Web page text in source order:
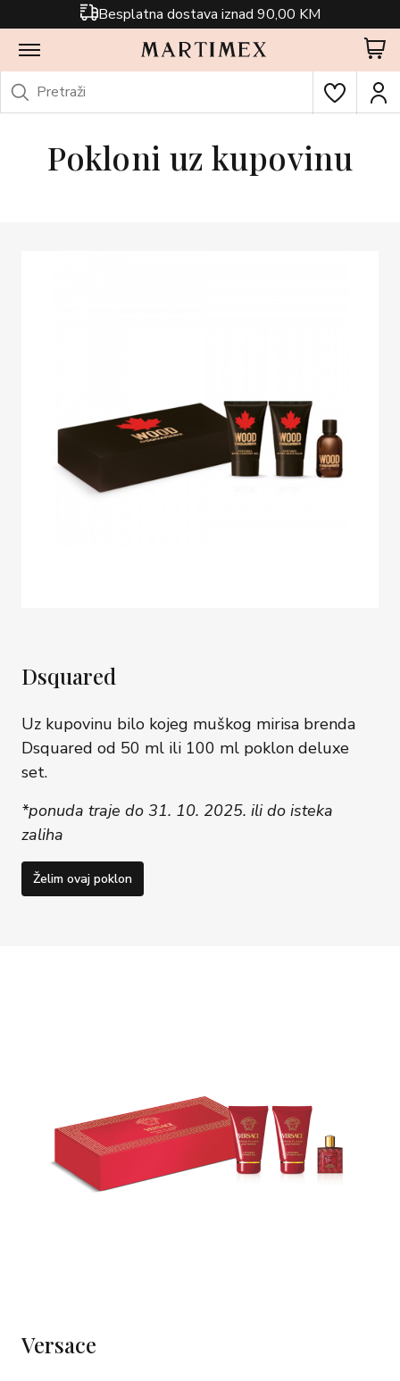
Besplatna dostava iznad 90,00 KM
Pokloni uz kupovinu
Dsquared
Uz kupovinu bilo kojeg muškog mirisa brenda
Dsquared od 50 ml ili 100 ml poklon deluxe
set.
*ponuda traje do 31. 10. 2025. ili do isteka
zaliha
Želim ovaj poklon
Versace